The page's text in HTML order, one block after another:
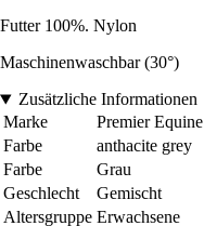
Futter 100%. Nylon
Maschinenwaschbar (30°)
Zusätzliche Informationen
Marke
Premier Equine
Farbe
anthacite grey
Farbe
Grau
Geschlecht
Gemischt
Altersgruppe Erwachsene